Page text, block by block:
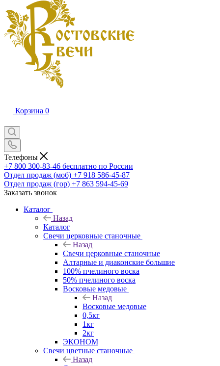
Корзина 0
Телефоны
+7 800 300-83-46 бесплатно по России
Отдел продаж (моб) +7 918 586-45-87
Отдел продаж (гор) +7 863 594-45-69
Заказать звонок
Каталог
Назад
Каталог
Свечи церковные станочные
Назад
Свечи церковные станочные
Алтарные и диаконские большие
100% пчелиного воска
50% пчелиного воска
Восковые медовые
Назад
Восковые медовые
0,5кг
1кг
2кг
ЭКОНОМ
Свечи цветные станочные
Назад